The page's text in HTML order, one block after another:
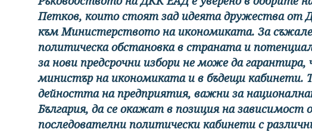
Петков, които стоят зад идеята дружества от
към Министерството на икономиката. За
политическа обстановка в страната и
за нови предсрочни избори не може да
министър на икономиката и в бъдещи кабинети.
дейността на предприятия, важни за
България, да се окажат в позиция на
последователни политически кабинети с